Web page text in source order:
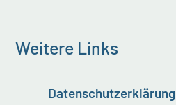
Weitere Links
Datenschutzerklärung